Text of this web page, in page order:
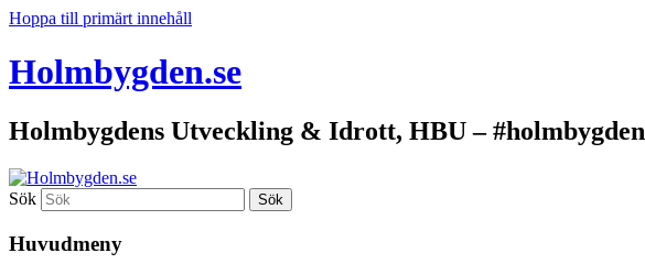
Hoppa till primärt innehåll
Holmbygden.se
Holmbygdens Utveckling & Idrott, HBU – #holmbygden
Sök
Huvudmeny